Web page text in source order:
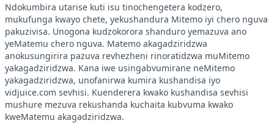
Ndokumbira utarise kuti isu tinochengetera kodzero,
mukufunga kwayo chete, yekushandura Mitemo iyi chero nguva
pakuzivisa. Unogona kudzokorora shanduro yemazuva ano
yeMatemu chero nguva. Matemo akagadziridzwa
anokusungirira pazuva revhezheni rinoratidzwa muMitemo
yakagadziridzwa. Kana iwe usingabvumirane neMitemo
yakagadziridzwa, unofanirwa kumira kushandisa iyo
vidjuice.com sevhisi. Kuenderera kwako kushandisa sevhisi
mushure mezuva rekushanda kuchaita kubvuma kwako
kweMatemu akagadziridzwa.